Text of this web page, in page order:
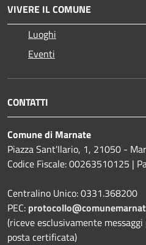
VIVERE IL COMUNE
Luoghi
Eventi
CONTATTI
Comune di Marnate
Piazza Sant'Ilario, 1, 21050 -
Codice Fiscale: 00263510125 |
Centralino Unico: 0331.368200
PEC:
(riceve esclusivamente
posta certificata)